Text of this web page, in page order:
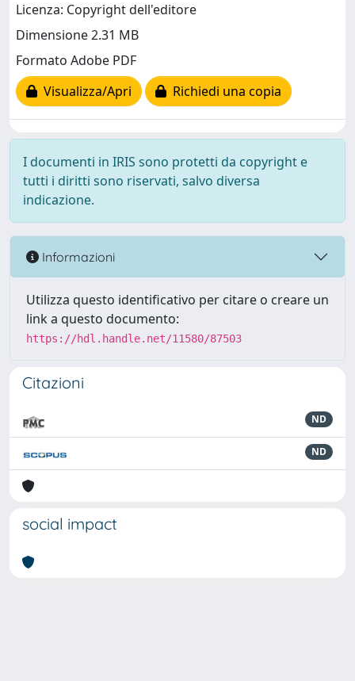
Licenza: Copyright dell'editore
Dimensione 2.31 MB
Formato Adobe PDF
Visualizza/Apri
Richiedi una copia
I documenti in IRIS sono protetti da copyright e
tutti i diritti sono riservati, salvo diversa
indicazione.
Informazioni
Utilizza questo identificativo per citare o creare un
link a questo documento:
https://hdl.handle.net/11580/87503
Citazioni
ND
ND
social impact